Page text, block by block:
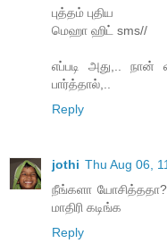
புத்தம் புதிய
மெஹா ஹிட் sms//
எப்படி அது,.. நான்
பார்த்தால்,..
Reply
jothi Thu Aug 06,
நீங்களா
மாதிரி கடிங்க
Reply